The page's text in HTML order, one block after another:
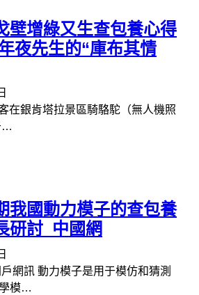
壁增綠又生查包養心得
夜先生的“庫布其情
在銀肯塔拉景區騎駱駝（無人機照
…
我國動力模子的查包養
研討_中國網
網訊 動力模子是用于模仿和猜測
模…